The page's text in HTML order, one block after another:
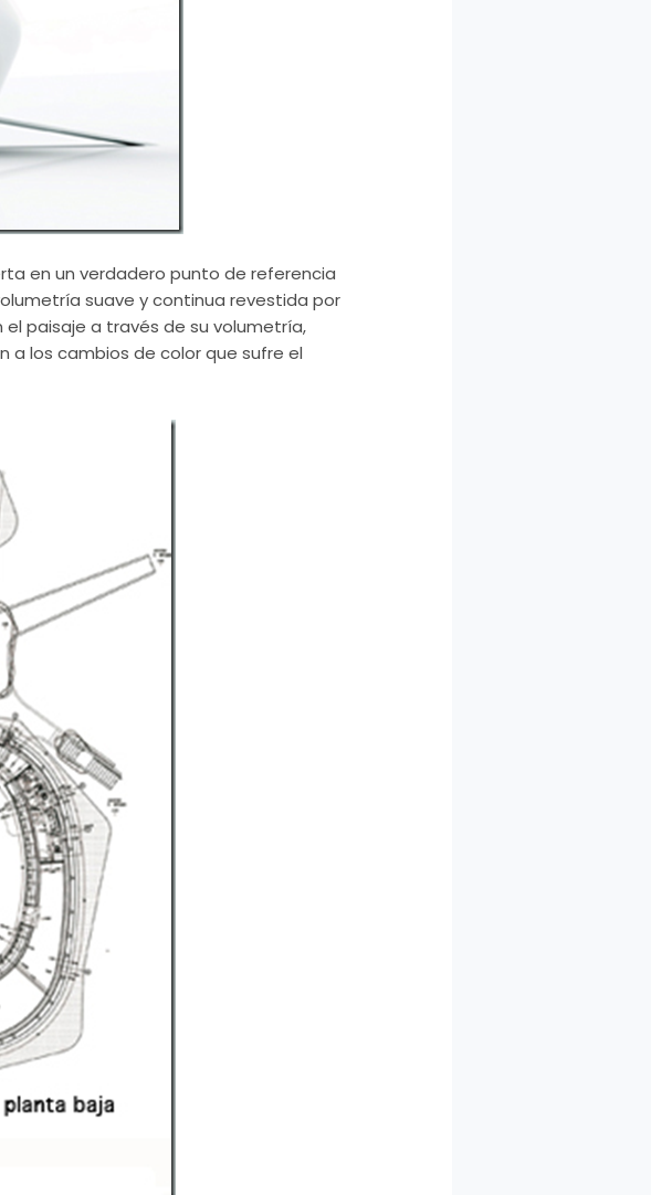
en un verdadero punto de referencia
suave y continua revestida por
paisaje a través de su volumetría,
a los cambios de color que sufre el